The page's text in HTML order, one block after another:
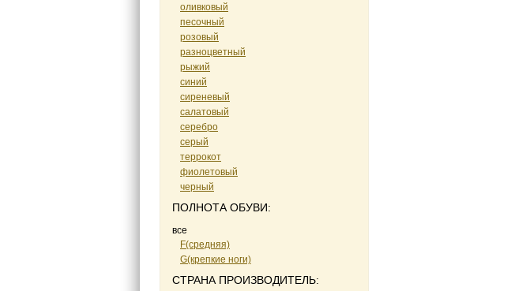
оливковый
песочный
розовый
разноцветный
рыжий
синий
сиреневый
салатовый
серебро
серый
террокот
фиолетовый
черный
ПОЛНОТА ОБУВИ:
все
F(средняя)
G(крепкие ноги)
СТРАНА ПРОИЗВОДИТЕЛЬ: